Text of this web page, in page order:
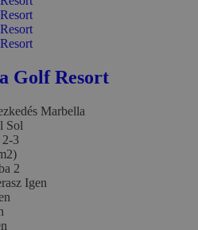
Golf Resort
Marbella
Sol
2-3
2
Igen